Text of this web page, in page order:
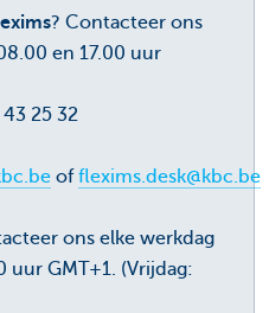
? Contacteer ons
en 17.00 uur
43 25 32
offlexims.desk@kbc.be
ons elke werkdag
uur GMT+1. (Vrijdag: